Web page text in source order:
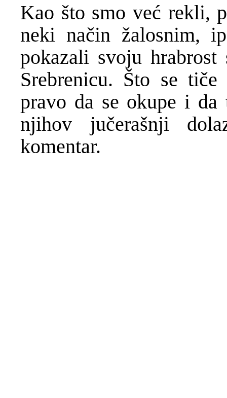
Kao što smo već rekli,
neki način žalosnim,
pokazali svoju
Srebrenicu. Što se
pravo da se okupe i da
njihov jučerašnji
komentar.